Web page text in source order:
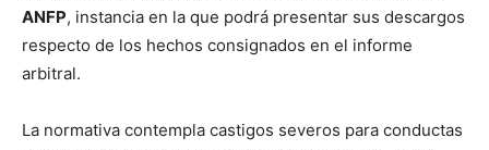
ANFP, instancia en la que podrá presentar sus descargos
respecto de los hechos consignados en el informe
arbitral.
La normativa contempla castigos severos para conductas